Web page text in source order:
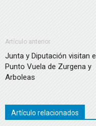
Artículo anterior
Junta y Diputación visitan el
Punto Vuela de Zurgena y
Arboleas
Artículo relacionados